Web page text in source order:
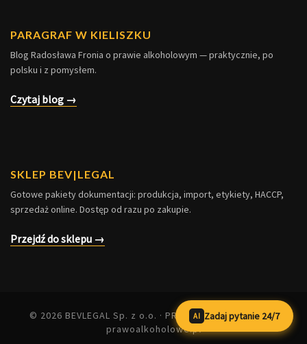
PARAGRAF W KIELISZKU
Blog Radosława Fronia o prawie alkoholowym — praktycznie, po
polsku i z pomysłem.
Czytaj blog →
SKLEP BEV|LEGAL
Gotowe pakiety dokumentacji: produkcja, import, etykiety, HACCP,
sprzedaż online. Dostęp od razu po zakupie.
Przejdź do sklepu →
AI Zadaj pytanie 24/7